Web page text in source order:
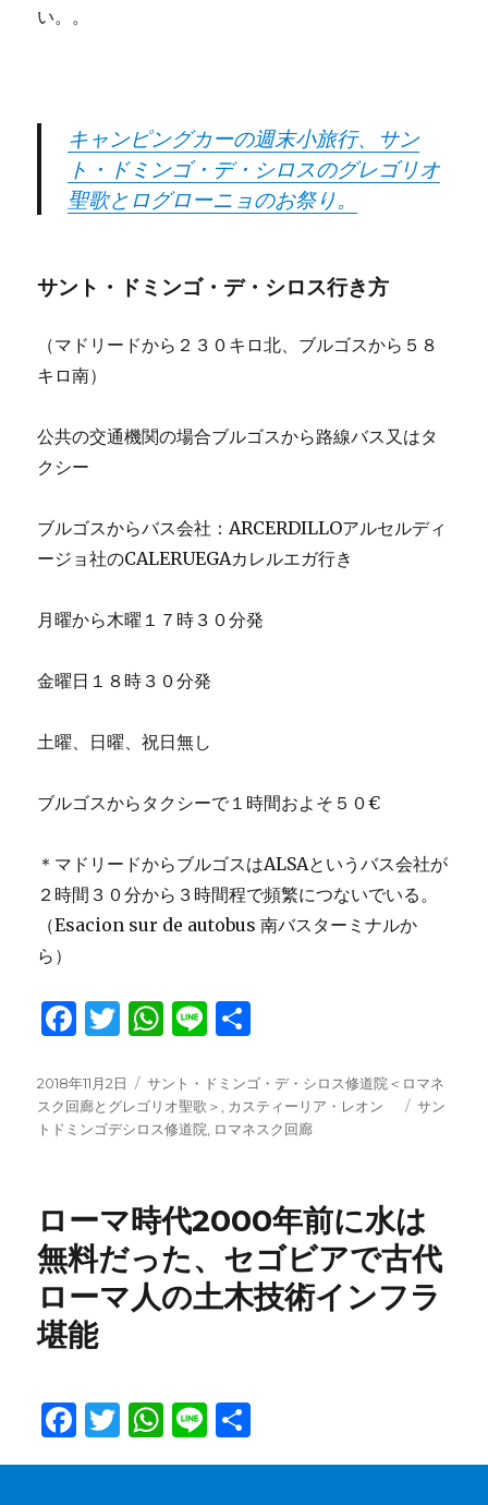
い。。
キャンピングカーの週末小旅行、サン
ト・ドミンゴ・デ・シロスのグレゴリオ
聖歌とログローニョのお祭り。
サント・ドミンゴ・デ・シロス行き方
（マドリードから２３０キロ北、ブルゴスから５８
キロ南）
公共の交通機関の場合ブルゴスから路線バス又はタ
クシー
ブルゴスからバス会社：ARCERDILLOアルセルディ
ージョ社のCALERUEGAカレルエガ行き
月曜から木曜１７時３０分発
金曜日１８時３０分発
土曜、日曜、祝日無し
ブルゴスからタクシーで１時間およそ５０€
＊マドリードからブルゴスはALSAというバス会社が
２時間３０分から３時間程で頻繁につないでいる。
（Esacion sur de autobus 南バスターミナルか
ら）
F
c
e
o
k
T
it
te
W
at
s
p
p
Li
e
投
稿
日:
2018年11月2日
カ
テ
ゴ
サント・ドミンゴ・デ・シロス修道院＜ロマネ
スク回廊とグレゴリオ聖歌＞ , カスティーリア・レオン
タ
サン
トドミンゴデシロス修道院, ロマネスク回廊
ローマ時代2000年前に水は
無料だった、セゴビアで古代
ローマ人の土木技術インフラ
堪能
F
a
T
w
W
h
Li
n 有